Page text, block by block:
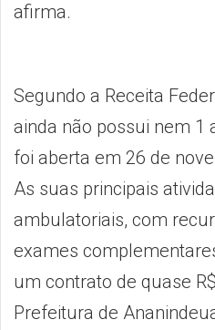
afirma.
Segundo a Receita
ainda não possui nem 1
foi aberta em 26 de
As suas principais
ambulatoriais, com
exames
um contrato de quase
Prefeitura de